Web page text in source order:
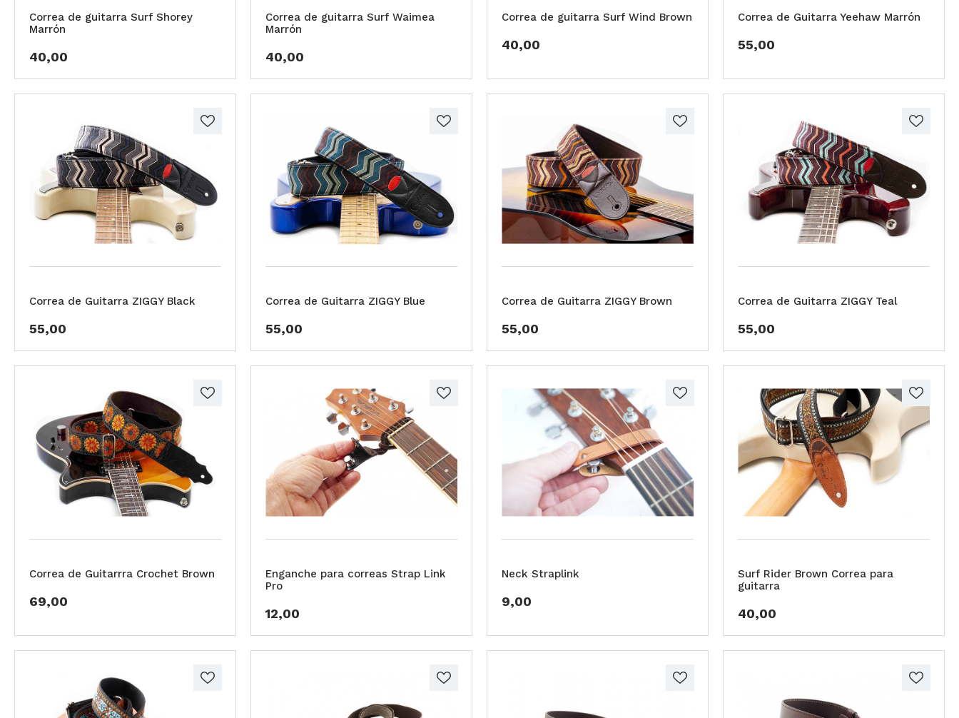
Correa de guitarra Surf Shorey
Marrón
40,00
Correa de guitarra Surf Waimea
Marrón
40,00
Correa de guitarra Surf Wind Brown
40,00
Correa de Guitarra Yeehaw Marrón
55,00
Correa de Guitarra ZIGGY Black
55,00
Correa de Guitarra ZIGGY Blue
55,00
Correa de Guitarra ZIGGY Brown
55,00
Correa de Guitarra ZIGGY Teal
55,00
Correa de Guitarrra Crochet Brown
69,00
Enganche para correas Strap Link
Pro
12,00
Neck Straplink
9,00
Surf Rider Brown Correa para
guitarra
40,00